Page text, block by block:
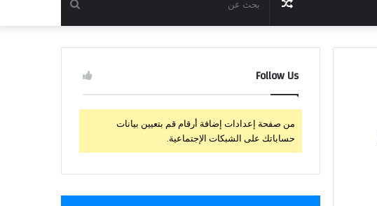
بحث
عن
مقال
عشوائي
Follow Us
من صفحة إعدادات إضافة أرقام قم بتعيين بيانات
حساباتك على الشبكات الإجتماعية.